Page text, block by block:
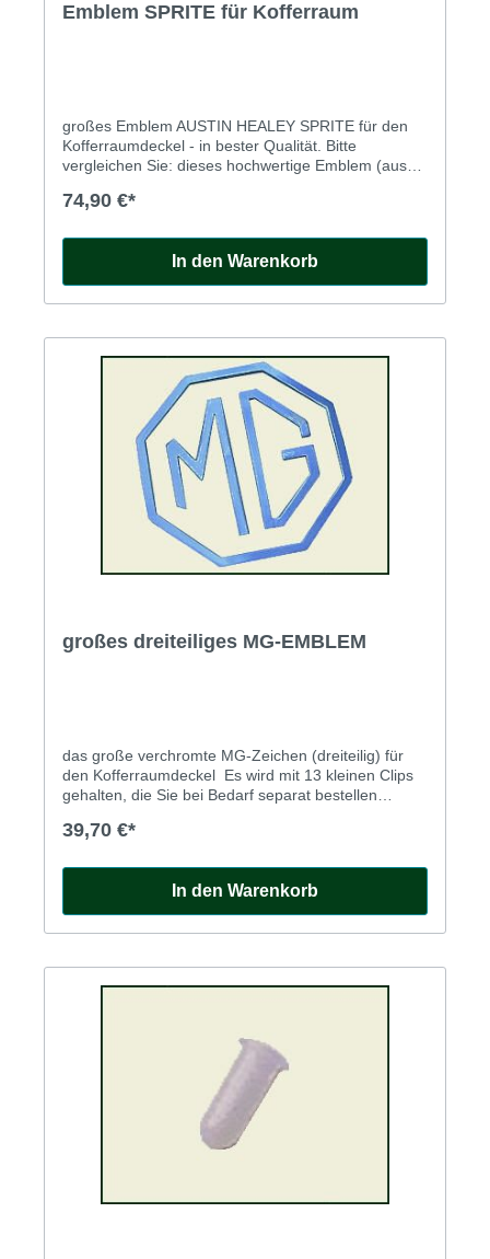
Emblem SPRITE für Kofferraum
großes Emblem AUSTIN HEALEY SPRITE für den
Kofferraumdeckel - in bester Qualität. Bitte
vergleichen Sie: dieses hochwertige Emblem (aus
Buchstaben und ein sehr deutlich ausgeprägtes
74,90 €*
In den Warenkorb
großes dreiteiliges MG-EMBLEM
das große verchromte MG-Zeichen (dreiteilig) für
den Kofferraumdeckel Es wird mit 13 kleinen Clips
gehalten, die Sie bei Bedarf separat bestellen
39,70 €*
In den Warenkorb